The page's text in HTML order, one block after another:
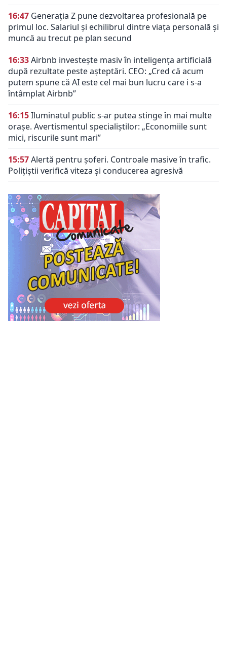
16:47 Generația Z pune dezvoltarea profesională pe
primul loc. Salariul și echilibrul dintre viața personală și
muncă au trecut pe plan secund
16:33Airbnb investește masiv în inteligența artificială
după rezultate peste așteptări. CEO: „Cred că acum
putem spune că AI este cel mai bun lucru care i s-a
întâmplat Airbnb”
16:15Iluminatul public s-ar putea stinge în mai multe
orașe. Avertismentul specialiștilor: „Economiile sunt
mici, riscurile sunt mari”
15:57Alertă pentru șoferi. Controale masive în trafic.
Polițiștii verifică viteza și conducerea agresivă